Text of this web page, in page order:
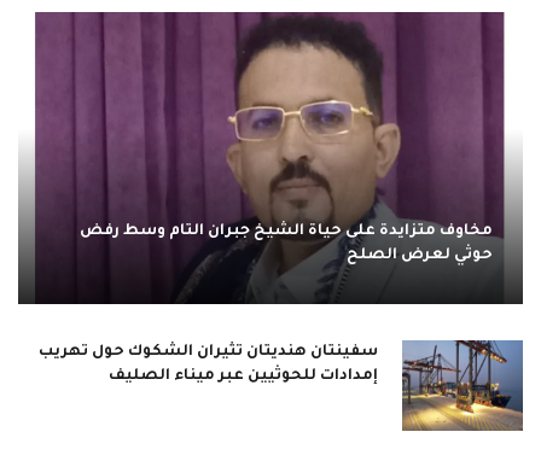
مخاوف متزايدة على حياة الشيخ جبران التام وسط رفض
حوثي لعرض الصلح
سفينتان هنديتان تثيران الشكوك حول تهريب
إمدادات للحوثيين عبر ميناء الصليف